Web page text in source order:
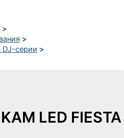
DJ-серии
LED FIESTA